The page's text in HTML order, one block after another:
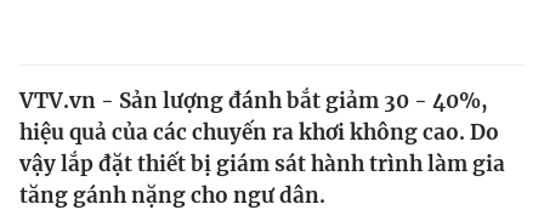
Thế giới
Tin tức
Thế giới đó đây
Kinh tế
VTV.vn - Sản lượng đánh bắt giảm 30 - 40%,
hiệu quả của các chuyến ra khơi không cao. Do
vậy lắp đặt thiết bị giám sát hành trình làm gia
tăng gánh nặng cho ngư dân.